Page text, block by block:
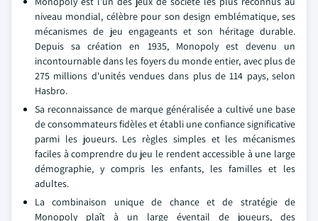
niveau mondial, célèbre pour son design emblématique, ses
mécanismes de jeu engageants et son héritage durable.
Depuis sa création en 1935, Monopoly est devenu un
incontournable dans les foyers du monde entier, avec plus de
275 millions d'unités vendues dans plus de 114 pays, selon
Hasbro.
Sa reconnaissance de marque généralisée a cultivé une base
de consommateurs fidèles et établi une confiance significative
parmi les joueurs. Les règles simples et les mécanismes
faciles à comprendre du jeu le rendent accessible à une large
démographie, y compris les enfants, les familles et les
adultes.
La combinaison unique de chance et de stratégie de
Monopoly plaît à un large éventail de joueurs, des